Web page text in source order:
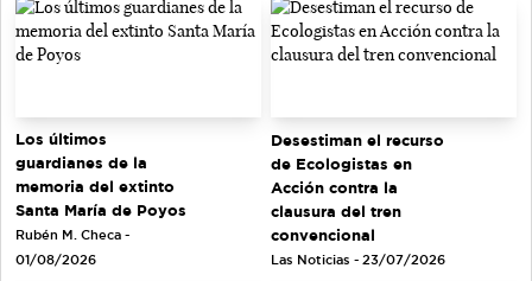
Los últimos
guardianes de la
memoria del extinto
Santa María de Poyos
Rubén M. Checa -
01/08/2026
Desestiman el recurso
de Ecologistas en
Acción contra la
clausura del tren
convencional
Las Noticias - 23/07/2026